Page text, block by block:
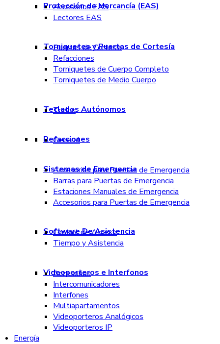
Protección de Mercancía (EAS)
Accesorios EAS
Lectores EAS
Torniquetes y Puertas de Cortesía
Puertas de Cortesía
Refacciones
Torniquetes de Cuerpo Completo
Torniquetes de Medio Cuerpo
Teclados Autónomos
Todos
Refacciones
General
Sistemas de Emergencia
Accesorios para Puertas de Emergencia
Barras para Puertas de Emergencia
Estaciones Manuales de Emergencia
Accesorios para Puertas de Emergencia
Software De Asistencia
Control de Acceso
Tiempo y Asistencia
Videoporteros e Interfonos
Accesorios
Intercomunicadores
Interfones
Multiapartamentos
Videoporteros Analógicos
Videoporteros IP
Energía